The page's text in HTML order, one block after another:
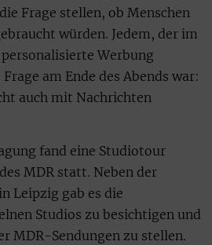
Frage stellen, ob Menschen
würden. Jedem, der im
Werbung
am Ende des Abends war:
auch mit Nachrichten
fand eine Studiotour
MDR statt. Neben der
Leipzig gab es die
Studios zu besichtigen und
MDR-Sendungen zu stellen.